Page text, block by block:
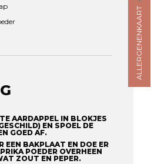
ALLERGENENKAART
AARDAPPEL IN BLOKJES
EN SPOEL DE
GOED AF.
EEN BAKPLAAT EN DOE ER
POEDER OVERHEEN
ZOUT EN PEPER.